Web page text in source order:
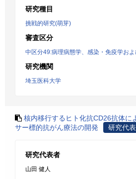
研究種目
挑戦的研究(萌芽)
審査区分
中区分49:病理病態学、感染・免疫学お
研究機関
埼玉医科大学
核内移行するヒト化抗CD26抗体に
サー標的抗がん療法の開発
研究代
研究代表者
山田 健人